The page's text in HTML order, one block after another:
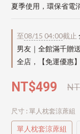
夏季使用，環保省電
至08/15 04:00截止
男友｜全館滿千贈
全店，【免運優惠
NT$499
尺寸 : 單人枕套涼蓆組
單人枕套涼蓆組